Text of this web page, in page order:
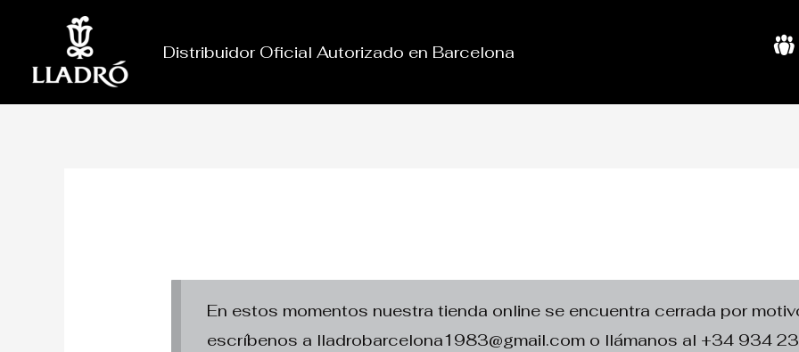
contenido
Distribuidor Oficial Autorizado en Barcelona S
e
En estos momentos nuestra tienda online se encuentra cerrada por
escríbenos a lladrobarcelona1983@gmail.com o llámanos al +34 934